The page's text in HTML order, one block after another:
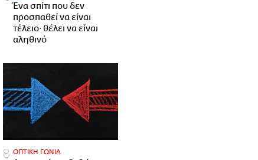
Ένα σπίτι που δεν
προσπαθεί να είναι
τέλειο· θέλει να είναι
αληθινό
ΟΠΤΙΚΗ ΓΩΝΙΑ